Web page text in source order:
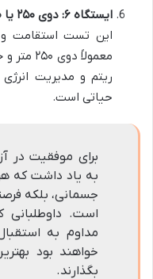
ایستگاه ۶: دوی ۲۵۰ یا ۱۵۰ متر
این تست استقامت
ریتم و مدیریت
حیاتی است.
برای موفقیت در
به یاد داشت که
جسمانی، بلکه
است. داوطلبانی
مداوم به
خواهند بود
بگذارند.